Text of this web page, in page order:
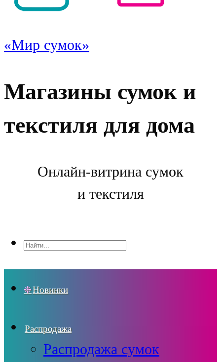
«Мир сумок»
Магазины сумок и
текстиля для дома
Онлайн-витрина сумок
и текстиля
Новинки
Распродажа
Распродажа сумок